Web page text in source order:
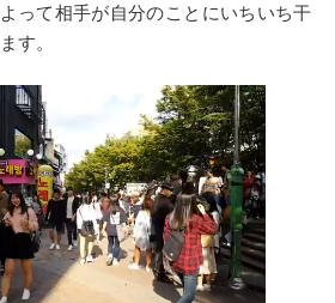
って相手が自分のことにいちいち干
す。